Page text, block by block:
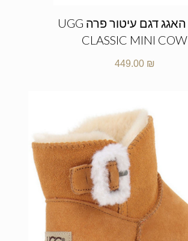
מגפי האגג דגם עיטור פרה UGG
CLASSIC MINI COW
449.00 ₪